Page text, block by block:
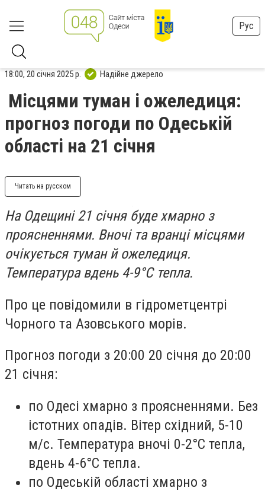
Рус
18:00, 20 січня 2025 р. Надійне джерело
Місцями туман і ожеледиця:
прогноз погоди по Одеській
області на 21 січня
Читать на русском
На Одещині 21 січня буде хмарно з
проясненнями. Вночі та вранці місцями
очікується туман й ожеледиця.
Температура вдень 4-9°С тепла.
Про це повідомили в гідрометцентрі
Чорного та Азовського морів.
Прогноз погоди з 20:00 20 січня до 20:00
21 січня:
по Одесі хмарно з проясненнями. Без
істотних опадів. Вітер східний, 5-10
м/с. Температура вночі 0-2°С тепла,
вдень 4-6°С тепла.
по Одеській області хмарно з